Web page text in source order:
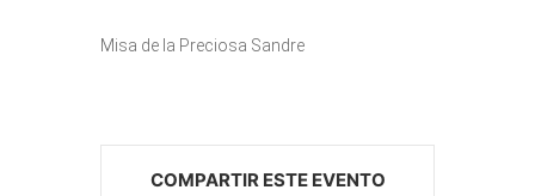
Misa de la Preciosa Sandre
COMPARTIR ESTE EVENTO